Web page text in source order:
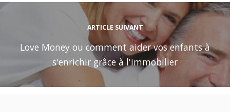
ARTICLE SUIVANT
Love Money ou comment aider vos enfants à
s'enrichir grâce à l'immobilier